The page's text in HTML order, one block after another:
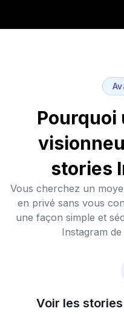
stories
Vous cherchez un
en privé sans vous
une façon simple et
Instagram
Voir les